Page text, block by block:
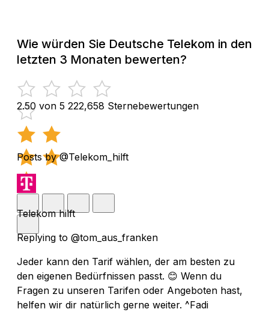
Wie würden Sie Deutsche Telekom in den
letzten 3 Monaten bewerten?
2.50 von 5 222,658 Sternebewertungen
Posts by @Telekom_hilft
Telekom hilft
Replying to @tom_aus_franken
Jeder kann den Tarif wählen, der am besten zu
den eigenen Bedürfnissen passt. 😊 Wenn du
Fragen zu unseren Tarifen oder Angeboten hast,
helfen wir dir natürlich gerne weiter. ^Fadi